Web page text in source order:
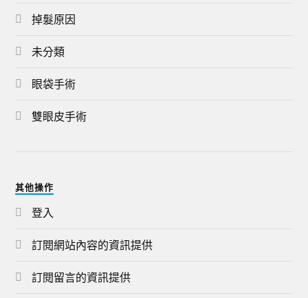
掉髮原因
未分類
眼袋手術
雙眼皮手術
其他操作
登入
訂閱網站內容的資訊提供
訂閱留言的資訊提供